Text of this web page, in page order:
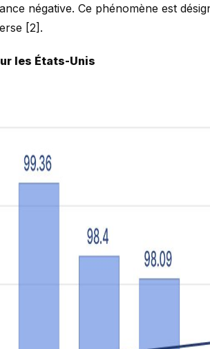
négative. Ce phénomène est
[2].
les États-Unis